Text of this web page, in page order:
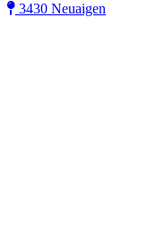
3430 Neuaigen